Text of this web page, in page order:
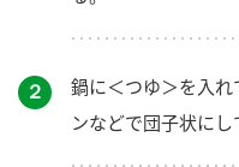
２ 鍋に＜つゆ＞を入
ンなどで団子状にし